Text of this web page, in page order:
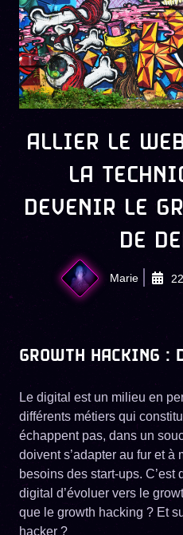
ALLIER LE
LA
DEVENIR LE
DE
Marie
GROWTH HACKING :
Le digital est un milieu en
différents métiers qui
échappent pas, dans un
doivent s’adapter au fur et à
besoins des start-ups. C’est
digital d’évoluer vers le
que le growth hacking ? Et
hacker ?